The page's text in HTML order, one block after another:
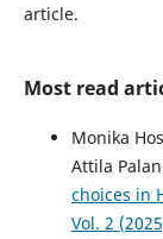
article.
Most read
Monika
Attila
choices in
Vol. 2